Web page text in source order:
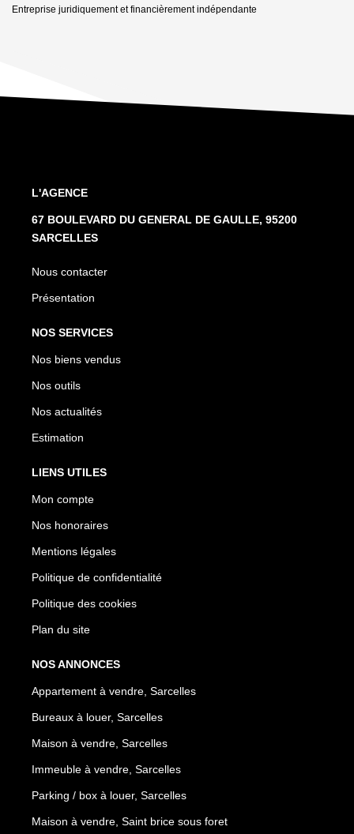
Entreprise juridiquement et financièrement indépendante
L'AGENCE
67 BOULEVARD DU GENERAL DE GAULLE, 95200
SARCELLES
Nous contacter
Présentation
NOS SERVICES
Nos biens vendus
Nos outils
Nos actualités
Estimation
LIENS UTILES
Mon compte
Nos honoraires
Mentions légales
Politique de confidentialité
Politique des cookies
Plan du site
NOS ANNONCES
Appartement à vendre, Sarcelles
Bureaux à louer, Sarcelles
Maison à vendre, Sarcelles
Immeuble à vendre, Sarcelles
Parking / box à louer, Sarcelles
Maison à vendre, Saint brice sous foret